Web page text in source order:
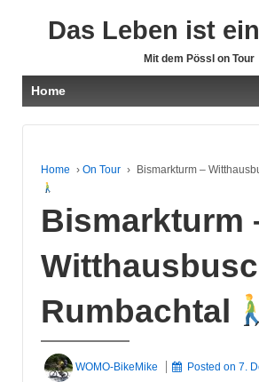
Das Leben ist
Mit dem Pössl on Tour
Home
Home › On Tour › Bismarkturm –
Bismarkturm
Rumbachtal
WOMO-BikeMike Posted on7.